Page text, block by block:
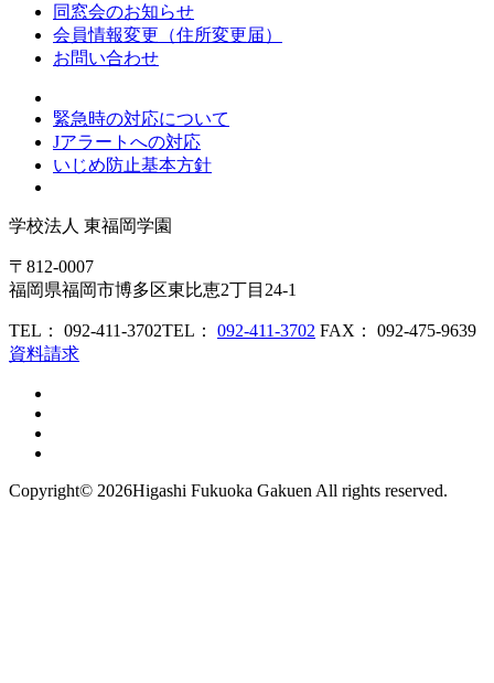
同窓会のお知らせ
会員情報変更（住所変更届）
お問い合わせ
緊急時の対応について
Jアラートへの対応
いじめ防止基本方針
学校法人 東福岡学園
〒812-0007
福岡県福岡市博多区東比恵2丁目24-1
TEL： 092-411-3702TEL： 092-411-3702 FAX： 092-475-9639
資料請求
Copyright© 2026Higashi Fukuoka Gakuen All rights reserved.